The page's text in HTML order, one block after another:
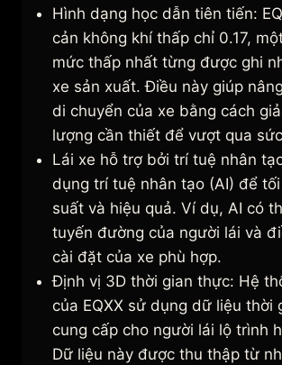
Hình dạng học dẫn tiên tiến:
cản không khí thấp chỉ 0.17,
mức thấp nhất từng được ghi
xe sản xuất. Điều này giúp
di chuyển của xe bằng cách
lượng cần thiết để vượt qua
Lái xe hỗ trợ bởi trí tuệ nhân
dụng trí tuệ nhân tạo (AI) để
suất và hiệu quả. Ví dụ, AI có
tuyến đường của người lái và
cài đặt của xe phù hợp.
Định vị 3D thời gian thực: Hệ
của EQXX sử dụng dữ liệu thời
cung cấp cho người lái lộ trình
Dữ liệu này được thu thập từ